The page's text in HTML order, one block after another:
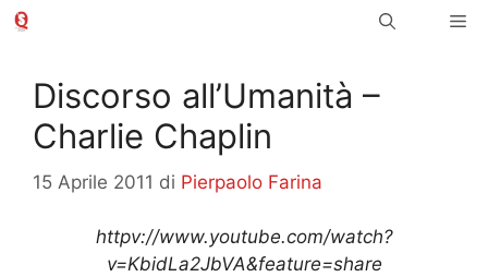
Vai
Discorso all’Umanità –
Charlie Chaplin
15 Aprile 2011 di Pierpaolo Farina
httpv://www.youtube.com/watch?
v=KbidLa2JbVA&feature=share